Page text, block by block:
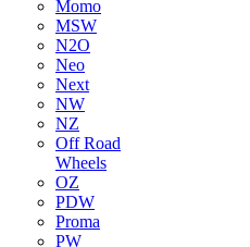
Momo
MSW
N2O
Neo
Next
NW
NZ
Off Road
Wheels
OZ
PDW
Proma
PW